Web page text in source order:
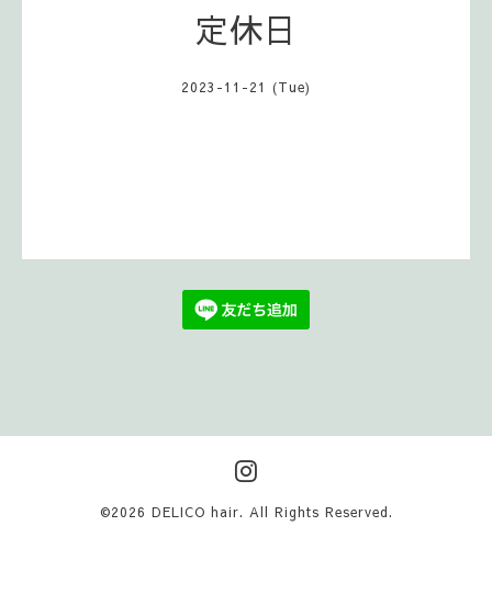
定休日
2023-11-21 (Tue)
©2026 DELICO hair. All Rights Reserved.